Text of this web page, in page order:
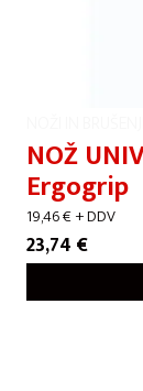
NOŽ
Ergogrip
19,46€+ DDV
23,74 €